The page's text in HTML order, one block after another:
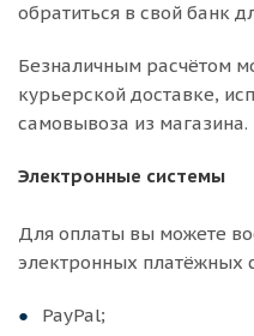
обратиться в свой банк
Безналичным расчётом
курьерской доставке,
самовывоза из магазина.
Электронные системы
Для оплаты вы можете
электронных платёжных
PayPal;